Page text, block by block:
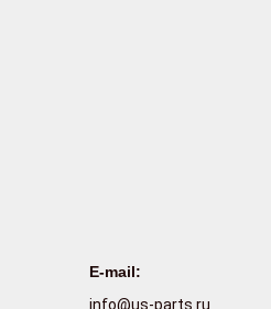
E-mail:
info@us-parts.ru